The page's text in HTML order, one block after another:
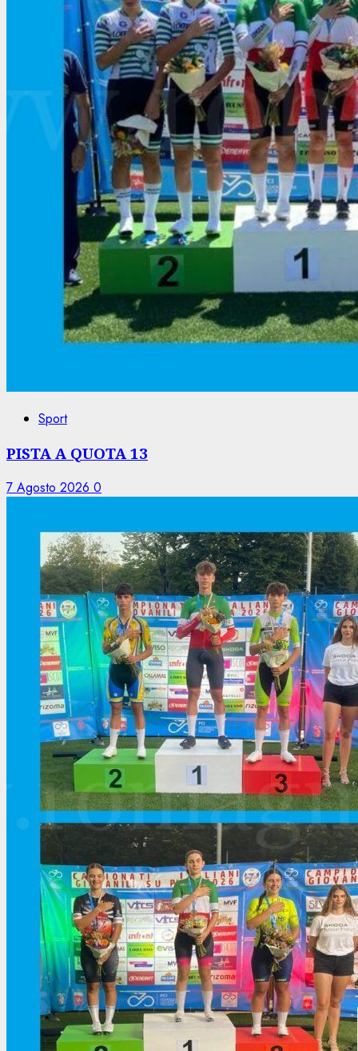
Sport
PISTA A QUOTA 13
7 Agosto 2026 0